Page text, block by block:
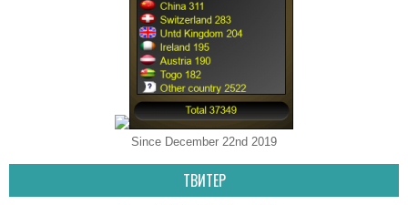
Since December 22nd 2019
ТВИТЕР